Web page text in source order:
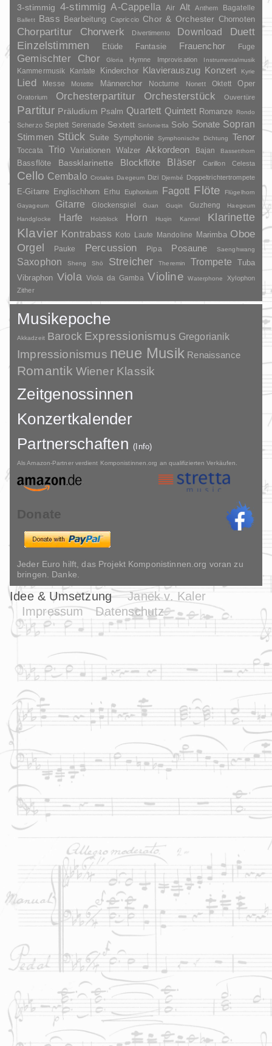
3-stimmig 4-stimmig A-Cappella Air Alt Anthem Bagatelle
Ballett Bass Bearbeitung Capriccio Chor & Orchester Chornoten
Chorpartitur Chorwerk Divertimento Download
Duett
Einzelstimmen
Etüde Fantasie Frauenchor Fuge
Gemischter Chor Gloria Hymne Improvisation Instrumentalmusik
Kammermusik Kantate Kinderchor Klavierauszug Konzert Kyrie
Lied Messe Motette Männerchor Nocturne Nonett Oktett Oper
Oratorium Orchesterpartitur Orchesterstück Ouvertüre
Partitur Präludium Psalm Quartett Quintett Romanze Rondo
Scherzo Septett Serenade Sextett Sinfonietta Solo Sonate Sopran
Stimmen Stück Suite Symphonie Symphonische Dichtung Tenor
Toccata Trio Variationen Walzer Akkordeon Bajan Bassetthorn
Bassflöte Bassklarinette Blockflöte Bläser Carillon Celesta
Cello Cembalo Crotales Daegeum Dizi Djembé Doppeltrichtertrompete
E-Gitarre Englischhorn Erhu Euphonium Fagott Flöte
Flügelhorn
Gayageum
Gitarre Glockenspiel Guan Guqin Guzheng
Haegeum
Handglocke
Harfe Holzblock Horn Huqin Kannel Klarinette
Klavier Kontrabass Koto Laute Mandoline Marimba Oboe
Orgel Pauke Percussion Pipa Posaune Saenghwang
Saxophon Sheng Shō Streicher Theremin Trompete
Tuba
Vibraphon Viola Viola da Gamba Violine Waterphone
Xylophon
Zither
Musikepoche
Akkadzeit Barock Expressionismus Gregorianik
Impressionismus neue Musik Renaissance
Romantik Wiener Klassik
Zeitgenossinnen
Konzertkalender
Partnerschaften(Info)
Als Amazon-Partner verdient Komponistinnen.org an qualifizierten Verkäufen.
Donate
Jeder Euro hilft, das Projekt Komponistinnen.org voran zu
bringen. Danke.
Idee & Umsetzung
Janek v. Kaler
Impressum
Datenschutz